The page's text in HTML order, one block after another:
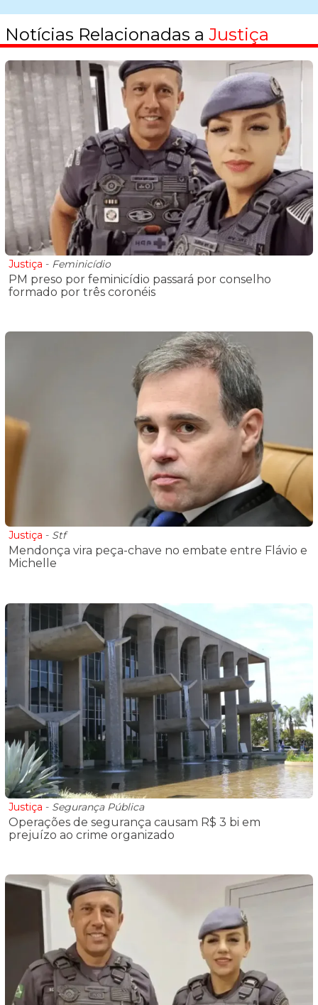
Notícias Relacionadas a Justiça
Justiça - Feminicídio
PM preso por feminicídio passará por conselho
formado por três coronéis
Justiça - Stf
Mendonça vira peça-chave no embate entre Flávio e
Michelle
Justiça - Segurança Pública
Operações de segurança causam R$ 3 bi em
prejuízo ao crime organizado